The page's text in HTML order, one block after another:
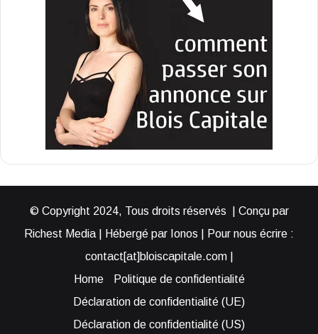
© Copyright 2024, Tous droits réservés | Conçu par
Richest Media | Hébergé par Ionos | Pour nous écrire :
contact[at]bloiscapitale.com |
Home
Politique de confidentialité
Déclaration de confidentialité (UE)
Déclaration de confidentialité (US)